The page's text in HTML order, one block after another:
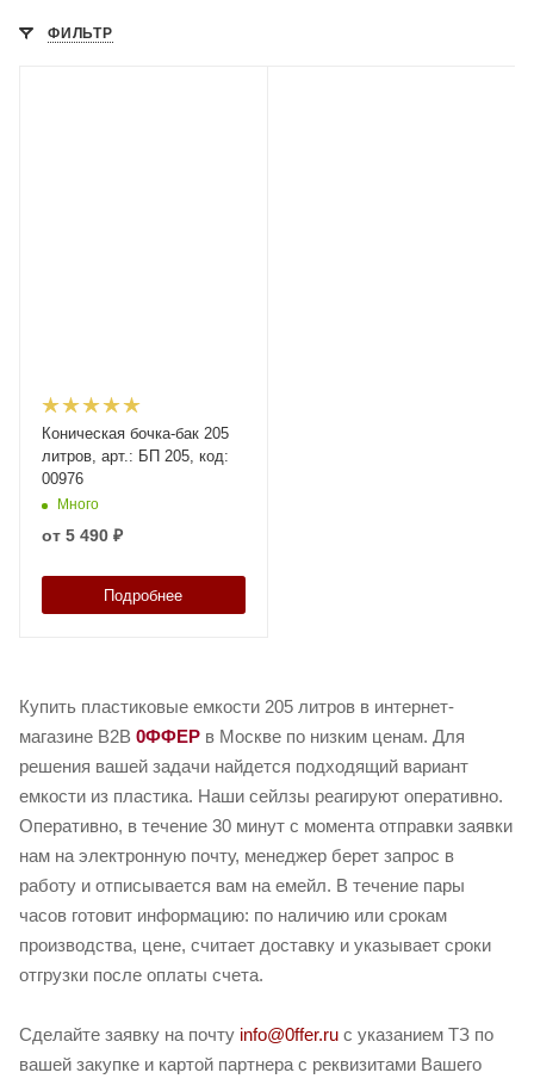
ФИЛЬТР
Коническая бочка-бак 205
литров, арт.: БП 205, код:
00976
Много
от 5 490 ₽
Подробнее
Купить пластиковые емкости 205 литров в интернет-
магазине B2B 0ФФЕР в Москве по низким ценам. Для
решения вашей задачи найдется подходящий вариант
емкости из пластика. Наши сейлзы реагируют оперативно.
Оперативно, в течение 30 минут с момента отправки заявки
нам на электронную почту, менеджер берет запрос в
работу и отписывается вам на емейл. В течение пары
часов готовит информацию: по наличию или срокам
производства, цене, считает доставку и указывает сроки
отгрузки после оплаты счета.
Сделайте заявку на почту info@0ffer.ru с указанием ТЗ по
вашей закупке и картой партнера с реквизитами Вашего